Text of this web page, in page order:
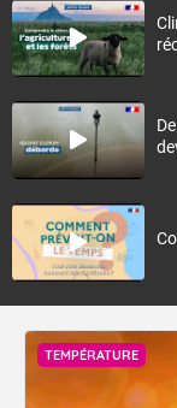
TEMPÉRATURE